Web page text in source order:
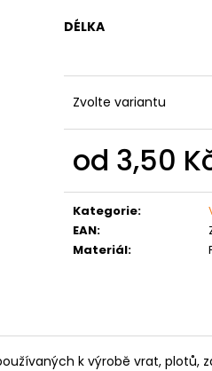
DÉLKA
Zvolte variantu
od 3,50
cena:
Kategorie:
EAN:
Materiál:
k výrobě vrat, plotů,